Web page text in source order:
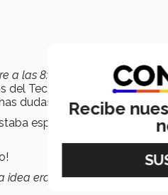
a las 8:00 de la mañana", nos
del Tec. Sin embargo,
dudas.
esperando en el
idea era elevar el nivel de la
Recibe